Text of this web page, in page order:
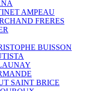
AMPEAU
FRERES
BUISSON
SAINT BRICE